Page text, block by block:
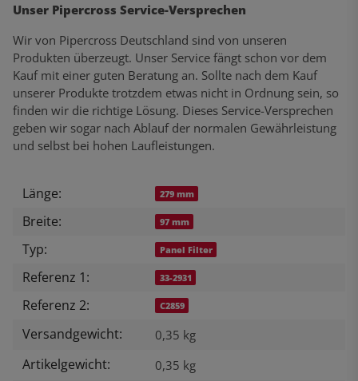
Unser Pipercross Service-Versprechen
Wir von Pipercross Deutschland sind von unseren
Produkten überzeugt. Unser Service fängt schon vor dem
Kauf mit einer guten Beratung an. Sollte nach dem Kauf
unserer Produkte trotzdem etwas nicht in Ordnung sein, so
finden wir die richtige Lösung. Dieses Service-Versprechen
geben wir sogar nach Ablauf der normalen Gewährleistung
und selbst bei hohen Laufleistungen.
Produkteigenschaft
Wert
Länge: 279 mm
Breite: 97 mm
Typ: Panel Filter
Referenz 1: 33-2931
Referenz 2: C2859
Versandgewicht: 0,35 kg
Artikelgewicht: 0,35 kg